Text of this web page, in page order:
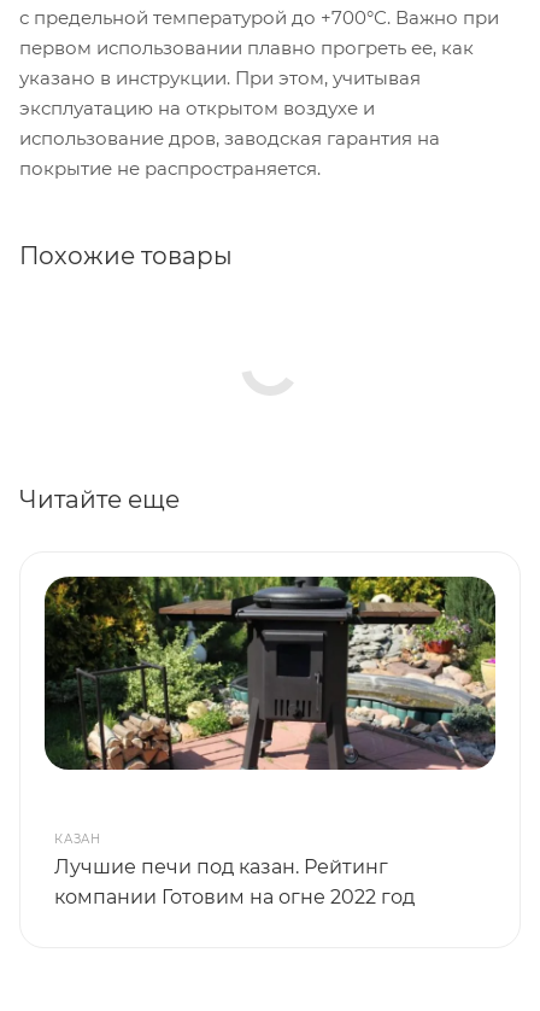
с предельной температурой до +700°С. Важно при
первом использовании плавно прогреть ее, как
указано в инструкции. При этом, учитывая
эксплуатацию на открытом воздухе и
использование дров, заводская гарантия на
покрытие не распространяется.
Похожие товары
Читайте еще
КАЗАН
Лучшие печи под казан. Рейтинг
компании Готовим на огне 2022 год